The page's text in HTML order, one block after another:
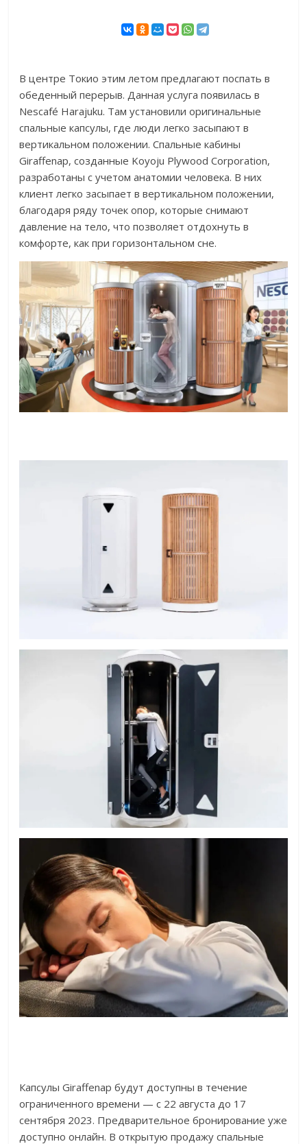
В центре Токио этим летом предлагают поспать в
обеденный перерыв. Данная услуга появилась в
Nescafé Harajuku. Там установили оригинальные
спальные капсулы, где люди легко засыпают в
вертикальном положении. Спальные кабины
Giraffenap, созданные Koyoju Plywood Corporation,
разработаны с учетом анатомии человека. В них
клиент легко засыпает в вертикальном положении,
благодаря ряду точек опор, которые снимают
давление на тело, что позволяет отдохнуть в
комфорте, как при горизонтальном сне.
Капсулы Giraffenap будут доступны в течение
ограниченного времени — с 22 августа до 17
сентября 2023. Предварительное бронирование уже
доступно онлайн. В открытую продажу спальные